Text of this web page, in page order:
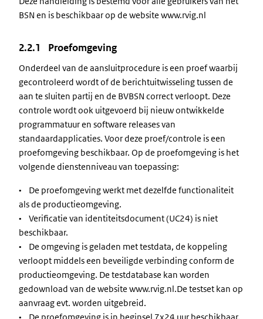
BSN en is beschikbaar op de website www.rvig.nl
2.2.1 Proefomgeving
Onderdeel van de aansluitprocedure is een proef waarbij
gecontroleerd wordt of de berichtuitwisseling tussen de
aan te sluiten partij en de BVBSN correct verloopt. Deze
controle wordt ook uitgevoerd bij nieuw ontwikkelde
programmatuur en software releases van
standaardapplicaties. Voor deze proef/controle is een
proefomgeving beschikbaar. Op de proefomgeving is het
volgende dienstenniveau van toepassing:
• De proefomgeving werkt met dezelfde functionaliteit
als de productieomgeving.
• Verificatie van identiteitsdocument (UC24) is niet
beschikbaar.
• De omgeving is geladen met testdata, de koppeling
verloopt middels een beveiligde verbinding conform de
productieomgeving. De testdatabase kan worden
gedownload van de website www.rvig.nl.De testset kan op
aanvraag evt. worden uitgebreid.